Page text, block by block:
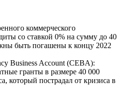
коммерческого
со ставкой 0% на сумму до 40
быть погашены к концу 2022
Business Account (CEBA):
гранты в размере 40 000
который пострадал от кризиса в